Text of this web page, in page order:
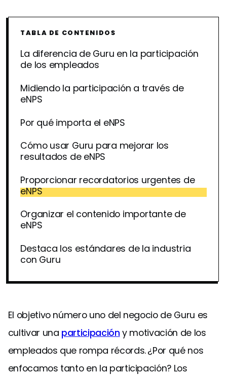
TABLA DE CONTENIDOS
La diferencia de Guru en la participación
de los empleados
Midiendo la participación a través de
eNPS
Por qué importa el eNPS
Cómo usar Guru para mejorar los
resultados de eNPS
Proporcionar recordatorios urgentes de
eNPS
Organizar el contenido importante de
eNPS
Destaca los estándares de la industria
con Guru
El objetivo número uno del negocio de Guru es
cultivar una participación y motivación de los
empleados que rompa récords.¿Por qué nos
enfocamos tanto en la participación? Los